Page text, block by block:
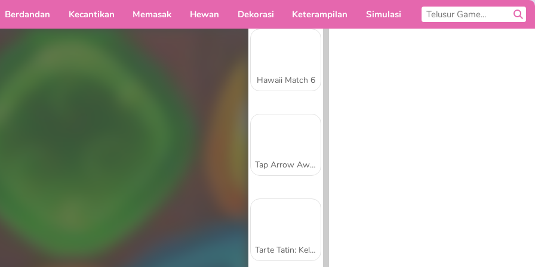
Berdandan Kecantikan Memasak Hewan Dekorasi Keterampilan Simulasi
Hawaii Match 6
Tap Arrow Away
Tarte Tatin: Kelas Memasak Sara